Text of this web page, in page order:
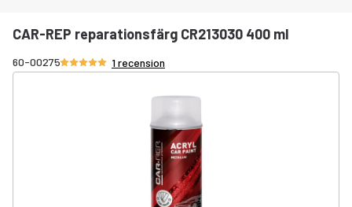
CAR-REP reparationsfärg CR213030 400 ml
60-00275Betyg 5/5 stjärnor
1 recension